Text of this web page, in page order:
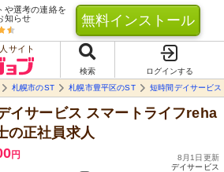
や選考の連絡を
知らせ
無料インストール
サイト
検索
ログインする
札幌市のST 札幌市豊平区のST 短時間デイサービ
イサービス スマートライフreha
の正社員求人
円
8月1日更新
デイサービス